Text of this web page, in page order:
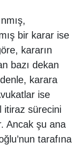
bir karar ise
kararın
bazı dekan
karara
ise
itiraz sürecini
Ancak şu ana
tarafına